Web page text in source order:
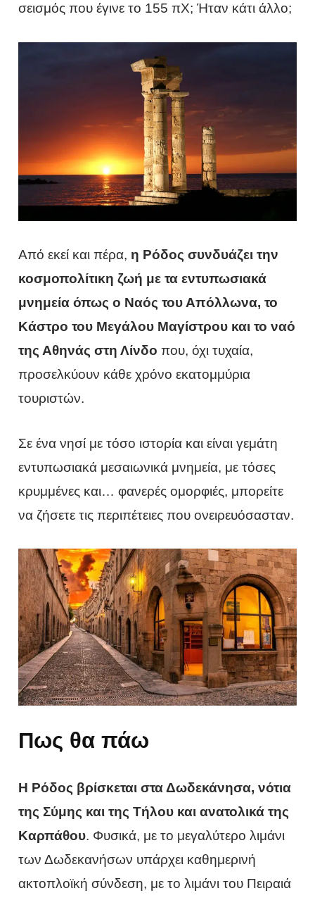
σεισμός που έγινε το 155 πΧ; Ήταν κάτι άλλο;
Από εκεί και πέρα, η Ρόδος συνδυάζει την
κοσμοπολίτικη ζωή με τα εντυπωσιακά
μνημεία όπως ο Ναός του Απόλλωνα, το
Κάστρο του Μεγάλου Μαγίστρου και το ναό
της Αθηνάς στη Λίνδο που, όχι τυχαία,
προσελκύουν κάθε χρόνο εκατομμύρια
τουριστών.
Σε ένα νησί με τόσο ιστορία και είναι γεμάτη
εντυπωσιακά μεσαιωνικά μνημεία, με τόσες
κρυμμένες και… φανερές ομορφιές, μπορείτε
να ζήσετε τις περιπέτειες που ονειρευόσασταν.
Πως θα πάω
Η Ρόδος βρίσκεται στα Δωδεκάνησα, νότια
της Σύμης και της Τήλου και ανατολικά της
Καρπάθου. Φυσικά, με το μεγαλύτερο λιμάνι
των Δωδεκανήσων υπάρχει καθημερινή
ακτοπλοϊκή σύνδεση, με το λιμάνι του Πειραιά